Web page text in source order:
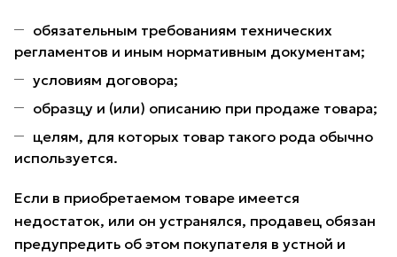
обязательным требованиям технических
регламентов и иным нормативным документам;
условиям договора;
образцу и (или) описанию при продаже товара;
целям, для которых товар такого рода обычно
используется.
Если в приобретаемом товаре имеется
недостаток, или он устранялся, продавец обязан
предупредить об этом покупателя в устной и